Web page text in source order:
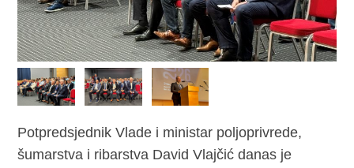
Potpredsjednik Vlade i ministar poljoprivrede,
šumarstva i ribarstva David Vlajčić danas je